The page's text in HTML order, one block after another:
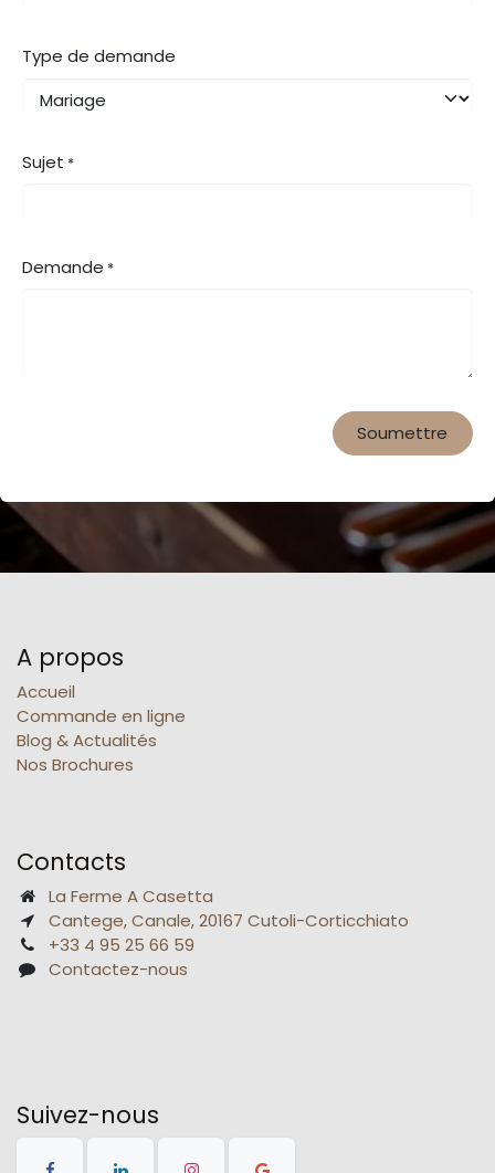
Type de demande
Sujet *
Demande *
Soumettre
A propos
Accueil
Commande en ligne
Blog & Actualités
Nos Brochures
Contacts
La Ferme A Casetta
Cantege, Canale, 20167 Cutoli-Corticchiato
+33 4 95 25 66 59
Contactez-nous
Suivez-nous